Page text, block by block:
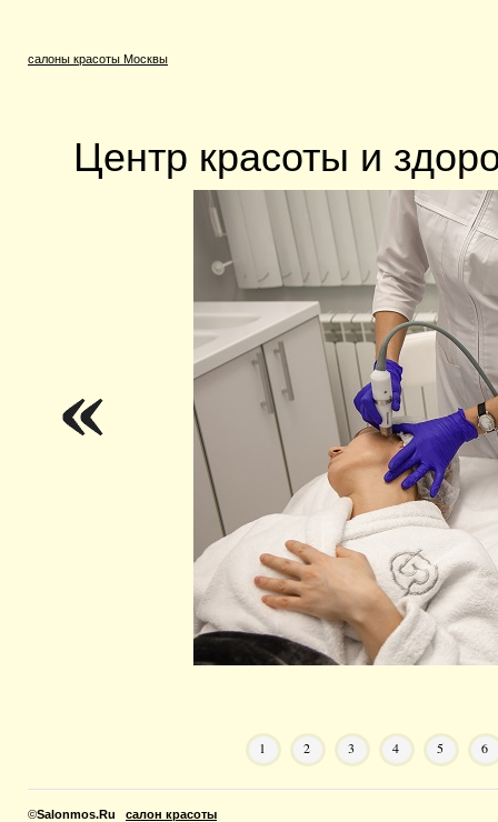
салоны красоты Москвы
Центр красоты и
1 2 3 4 5 6
©Salonmos.Ru салон красоты